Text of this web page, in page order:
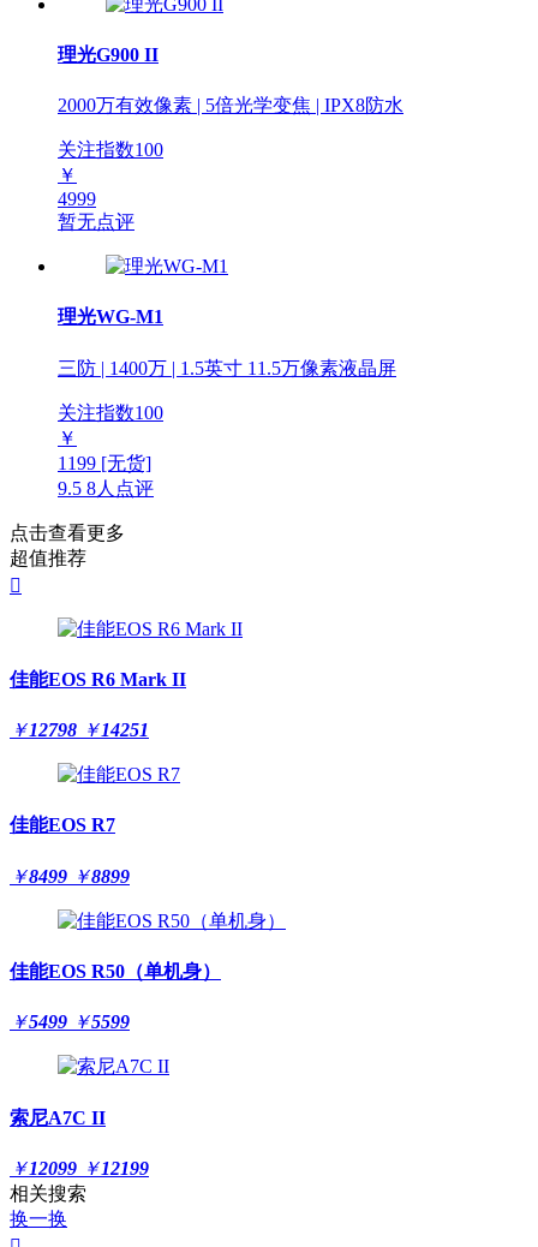
理光G900 II
2000万有效像素 | 5倍光学变焦 | IPX8防水
关注指数100
￥
4999
暂无点评
理光WG-M1
三防 | 1400万 | 1.5英寸 11.5万像素液晶屏
关注指数100
￥
1199 [无货]
9.5 8人点评
点击查看更多
超值推荐

佳能EOS R6 Mark II
￥12798 ￥14251
佳能EOS R7
￥8499 ￥8899
佳能EOS R50（单机身）
￥5499 ￥5599
索尼A7C II
￥12099 ￥12199
相关搜索
换一换